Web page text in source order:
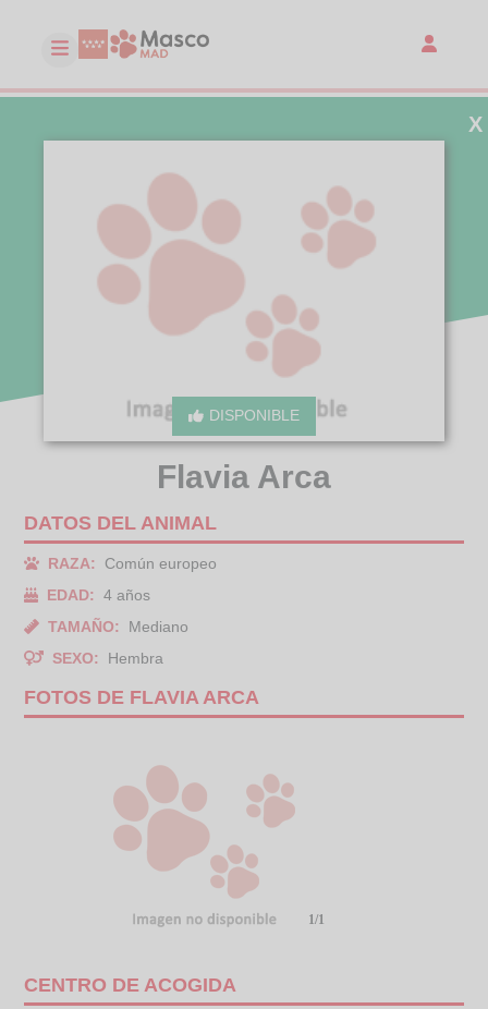
DISPONIBLE
X
Flavia Arca
DATOS DEL ANIMAL
RAZA:
Común europeo
EDAD:
4 años
TAMAÑO:
Mediano
SEXO:
Hembra
FOTOS DE FLAVIA ARCA
1/1
CENTRO DE ACOGIDA